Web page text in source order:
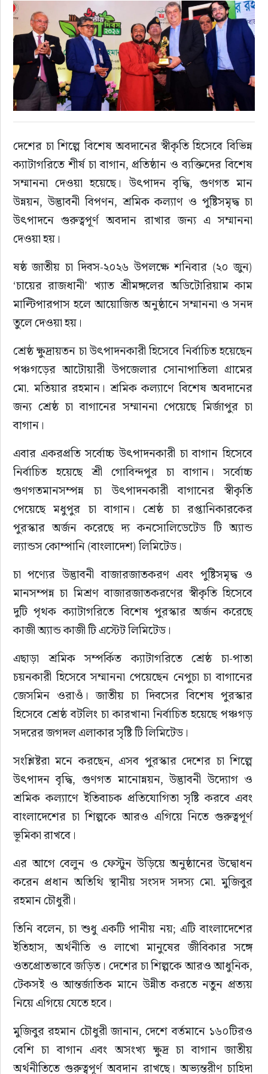
রাজনীতি
এক্সক্লুসিভ
তথ্য ও প্রযুক্তি
প্রেস বিজ্ঞপ্তি
ফিচার
খেলাধুলা
বিনোদন
সাহিত্য
দেশের চা শিল্পে বিশেষ অবদানের স্বীকৃতি হিসেবে বিভিন্ন
ক্যাটাগরিতে শীর্ষ চা বাগান, প্রতিষ্ঠান ও ব্যক্তিদের বিশেষ
সম্মাননা দেওয়া হয়েছে। উৎপাদন বৃদ্ধি, গুণগত মান
উন্নয়ন, উদ্ভাবনী বিপণন, শ্রমিক কল্যাণ ও পুষ্টিসমৃদ্ধ চা
উৎপাদনে গুরুত্বপূর্ণ অবদান রাখার জন্য এ সম্মাননা
দেওয়া হয়।
ষষ্ঠ জাতীয় চা দিবস-২০২৬ উপলক্ষে শনিবার (২০ জুন)
‘চায়ের রাজধানী’ খ্যাত শ্রীমঙ্গলের অডিটোরিয়াম কাম
মাল্টিপারপাস হলে আয়োজিত অনুষ্ঠানে সম্মাননা ও সনদ
তুলে দেওয়া হয়।
শ্রেষ্ঠ ক্ষুদ্রায়তন চা উৎপাদনকারী হিসেবে নির্বাচিত হয়েছেন
পঞ্চগড়ের আটোয়ারী উপজেলার সোনাপাতিলা গ্রামের
মো. মতিয়ার রহমান। শ্রমিক কল্যাণে বিশেষ অবদানের
জন্য শ্রেষ্ঠ চা বাগানের সম্মাননা পেয়েছে মির্জাপুর চা
বাগান।
এবার একরপ্রতি সর্বোচ্চ উৎপাদনকারী চা বাগান হিসেবে
নির্বাচিত হয়েছে শ্রী গোবিন্দপুর চা বাগান। সর্বোচ্চ
গুণগতমানসম্পন্ন চা উৎপাদনকারী বাগানের স্বীকৃতি
পেয়েছে মধুপুর চা বাগান। শ্রেষ্ঠ চা রপ্তানিকারকের
পুরস্কার অর্জন করেছে দ্য কনসোলিডেটেড টি অ্যান্ড
ল্যান্ডস কোম্পানি (বাংলাদেশ) লিমিটেড।
চা পণ্যের উদ্ভাবনী বাজারজাতকরণ এবং পুষ্টিসমৃদ্ধ ও
মানসম্পন্ন চা মিশ্রণ বাজারজাতকরণের স্বীকৃতি হিসেবে
দুটি পৃথক ক্যাটাগরিতে বিশেষ পুরস্কার অর্জন করেছে
কাজী অ্যান্ড কাজী টি এস্টেট লিমিটেড।
এছাড়া শ্রমিক সম্পর্কিত ক্যাটাগরিতে শ্রেষ্ঠ চা-পাতা
চয়নকারী হিসেবে সম্মাননা পেয়েছেন নেপুচা চা বাগানের
জেসমিন ওরাওঁ। জাতীয় চা দিবসের বিশেষ পুরস্কার
হিসেবে শ্রেষ্ঠ বটলিং চা কারখানা নির্বাচিত হয়েছে পঞ্চগড়
সদরের জগদল এলাকার সৃষ্টি টি লিমিটেড।
সংশ্লিষ্টরা মনে করছেন, এসব পুরস্কার দেশের চা শিল্পে
উৎপাদন বৃদ্ধি, গুণগত মানোন্নয়ন, উদ্ভাবনী উদ্যোগ ও
শ্রমিক কল্যাণে ইতিবাচক প্রতিযোগিতা সৃষ্টি করবে এবং
বাংলাদেশের চা শিল্পকে আরও এগিয়ে নিতে গুরুত্বপূর্ণ
ভূমিকা রাখবে।
এর আগে বেলুন ও ফেস্টুন উড়িয়ে অনুষ্ঠানের উদ্বোধন
করেন প্রধান অতিথি স্থানীয় সংসদ সদস্য মো. মুজিবুর
রহমান চৌধুরী।
তিনি বলেন, চা শুধু একটি পানীয় নয়; এটি বাংলাদেশের
ইতিহাস, অর্থনীতি ও লাখো মানুষের জীবিকার সঙ্গে
ওতপ্রোতভাবে জড়িত। দেশের চা শিল্পকে আরও আধুনিক,
টেকসই ও আন্তর্জাতিক মানে উন্নীত করতে নতুন প্রত্যয়
নিয়ে এগিয়ে যেতে হবে।
মুজিবুর রহমান চৌধুরী জানান, দেশে বর্তমানে ১৬০টিরও
বেশি চা বাগান এবং অসংখ্য ক্ষুদ্র চা বাগান জাতীয়
অর্থনীতিতে গুরুত্বপূর্ণ অবদান রাখছে। অভ্যন্তরীণ চাহিদা